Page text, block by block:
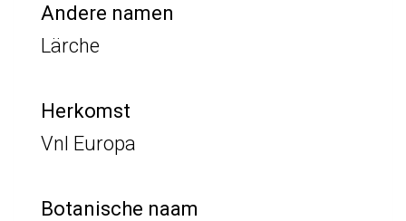
Andere namen
Lärche
Herkomst
Vnl Europa
Botanische naam